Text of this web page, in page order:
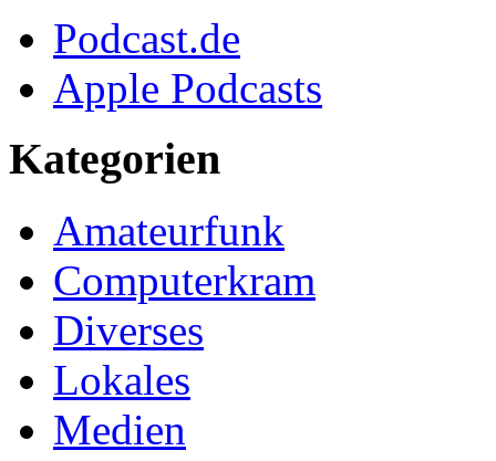
Podcast.de
Apple Podcasts
Kategorien
Amateurfunk
Computerkram
Diverses
Lokales
Medien